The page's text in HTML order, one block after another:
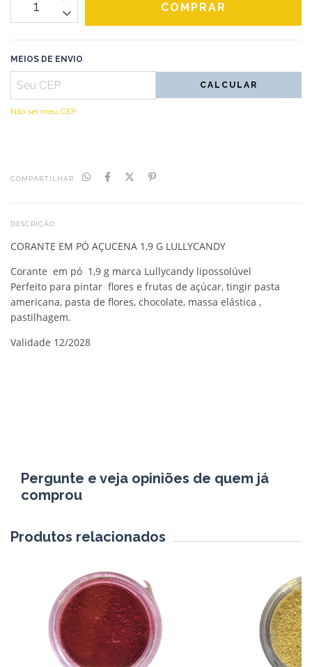
MEIOS DE ENVIO
CALCULAR
Não sei meu CEP
COMPARTILHAR
DESCRIÇÃO
CORANTE EM PÓ AÇUCENA 1,9 G LULLYCANDY
Corante em pó 1,9 g marca Lullycandy lipossolúvel
Perfeito para pintar flores e frutas de açúcar, tingir pasta
americana, pasta de flores, chocolate, massa elástica ,
pastilhagem.
Validade 12/2028
Pergunte e veja opiniões de quem já
comprou
Produtos relacionados